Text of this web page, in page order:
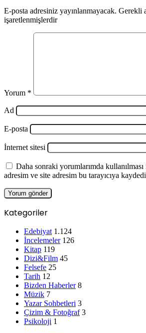
E-posta adresiniz yayınlanmayacak. Gerekli
işaretlenmişlerdir
Yorum *
Ad
E-posta
İnternet sitesi
Daha sonraki yorumlarımda kullanılması
adresim ve site adresim bu tarayıcıya
Kategoriler
Edebiyat 1.124
İncelemeler 126
Kitap 119
Dizi&Film 45
Felsefe 25
Tarih 12
Bizden Haberler 8
Müzik 7
Yazar Sohbetleri 3
Çizim & Fotoğraf 3
Psikoloji 1